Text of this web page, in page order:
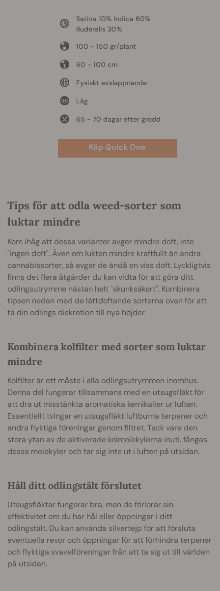
Sativa 10% Indica 60%
Ruderalis 30%
100 - 150 gr/plant
60 - 100 cm
Fysiskt avslappnande
Låg
65 - 70 dagar efter grodd
Köp Quick One
Tips för att odla weed-sorter som
luktar mindre
Kom ihåg att dessa varianter avger mindre doft, inte
"ingen doft". Även om lukten mindre kraftfullt än andra
cannabissorter, så avger de ändå en viss doft. Lyckligtvis
finns det flera åtgärder du kan vidta för att göra ditt
odlingsutrymme nästan helt "skunksäkert". Kombinera
tipsen nedan med de lättdoftande sorterna ovan för att
ta din odlings diskretion till nya höjder.
Kombinera kolfilter med sorter som luktar
mindre
Kolfilter är ett måste i alla odlingsutrymmen inomhus.
Denna del fungerar tillsammans med en utsugsfläkt för
att dra ut misstänkta aromatiska kemikalier ur luften.
Essentiellt tvingar en utsugsfläkt luftburna terpener och
andra flyktiga föreningar genom filtret. Tack vare den
stora ytan av de aktiverade kolmolekylerna inuti, fångas
dessa molekyler och tar sig inte ut i luften på utsidan.
Håll ditt odlingstält förslutet
Utsugsfläktar fungerar bra, men de förlorar sin
effektivitet om du har hål eller öppningar i ditt
odlingstält. Du kan använda silvertejp för att försluta
eventuella revor och öppningar för att förhindra terpener
och flyktiga svavelföreningar från att ta sig ut till världen
på utsidan.